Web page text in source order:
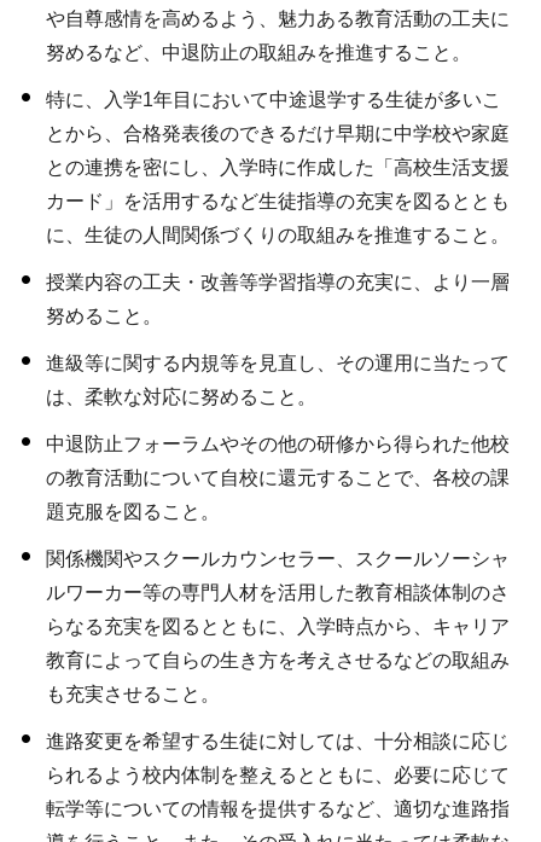
や自尊感情を高めるよう、魅力ある教育活動の工夫に
努めるなど、中退防止の取組みを推進すること。
特に、入学1年目において中途退学する生徒が多いこ
とから、合格発表後のできるだけ早期に中学校や家庭
との連携を密にし、入学時に作成した「高校生活支援
カード」を活用するなど生徒指導の充実を図るととも
に、生徒の人間関係づくりの取組みを推進すること。
授業内容の工夫・改善等学習指導の充実に、より一層
努めること。
進級等に関する内規等を見直し、その運用に当たって
は、柔軟な対応に努めること。
中退防止フォーラムやその他の研修から得られた他校
の教育活動について自校に還元することで、各校の課
題克服を図ること。
関係機関やスクールカウンセラー、スクールソーシャ
ルワーカー等の専門人材を活用した教育相談体制のさ
らなる充実を図るとともに、入学時点から、キャリア
教育によって自らの生き方を考えさせるなどの取組み
も充実させること。
進路変更を希望する生徒に対しては、十分相談に応じ
られるよう校内体制を整えるとともに、必要に応じて
転学等についての情報を提供するなど、適切な進路指